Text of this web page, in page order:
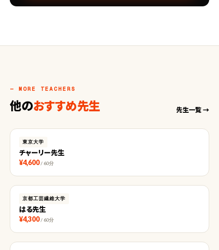
— MORE TEACHERS
他のおすすめ先生 先生一覧 →
東京大学
チャーリー先生
¥4,600 / 60分
京都工芸繊維大学
はる先生
¥4,300 / 60分